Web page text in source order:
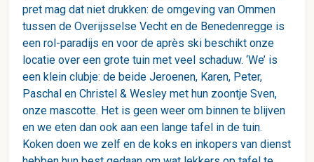
pret mag dat niet drukken: de omgeving van Ommen
tussen de Overijsselse Vecht en de Benedenregge is
een rol-paradijs en voor de après ski beschikt onze
locatie over een grote tuin met veel schaduw. ‘We’ is
een klein clubje: de beide Jeroenen, Karen, Peter,
Paschal en Christel & Wesley met hun zoontje Sven,
onze mascotte. Het is geen weer om binnen te blijven
en we eten dan ook aan een lange tafel in de tuin.
Koken doen we zelf en de koks en inkopers van dienst